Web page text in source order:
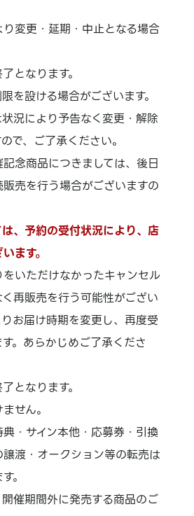
変更・延期・中止となる場合
となります。
を設ける場合がございます。
況により予告なく変更・解除
で、ご了承ください。
念商品につきましては、後日
売を行う場合がございますの
、予約の受付状況により、店
ます。
いただけなかったキャンセル
再販売を行う可能性がござい
お届け時期を変更し、再度受
。あらかじめご了承くださ
となります。
せん。
・サイン本他・応募券・引換
渡・オークション等の転売は
。
催期間外に発売する商品のご